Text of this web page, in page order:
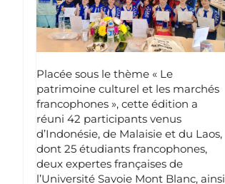
Placée sous le thème « Le
patrimoine culturel et les marchés
francophones », cette édition a
réuni 42 participants venus
d’Indonésie, de Malaisie et du Laos,
dont 25 étudiants francophones,
deux expertes françaises de
l’Université Savoie Mont Blanc, ainsi